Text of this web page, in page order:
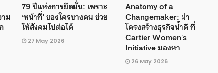
ม
79 ปีแห่งการยึดมั่น: เพราะ
‘หน้าที่’ ของใครบางคน ช่วย
ให้สังคมไปต่อได้
27 May 2026
Anatomy of a
Changemaker: ผ่า
โครงสร้างธุรกิจน้ำดี ที่
Cartier Women’s
Initiative มองหา
26 May 2026